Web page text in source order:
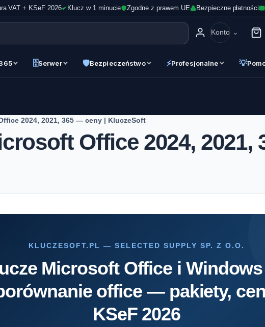
VAT + KSeF 2026 Klucz w 1 minucie Zgodne z prawem UE Bezpieczne płatności
Konto
🗄Serwer 🛡Bezpieczeństwo ⚡Profesjonalne 💡
2024, 2021, 365 — ceny | KluczeSoft
Office 2024, 2021,
KLUCZESOFT.PL — SELECTED SUPPLY SP. Z O.O.
Microsoft Office i
office — pakiety,
KSeF 2026